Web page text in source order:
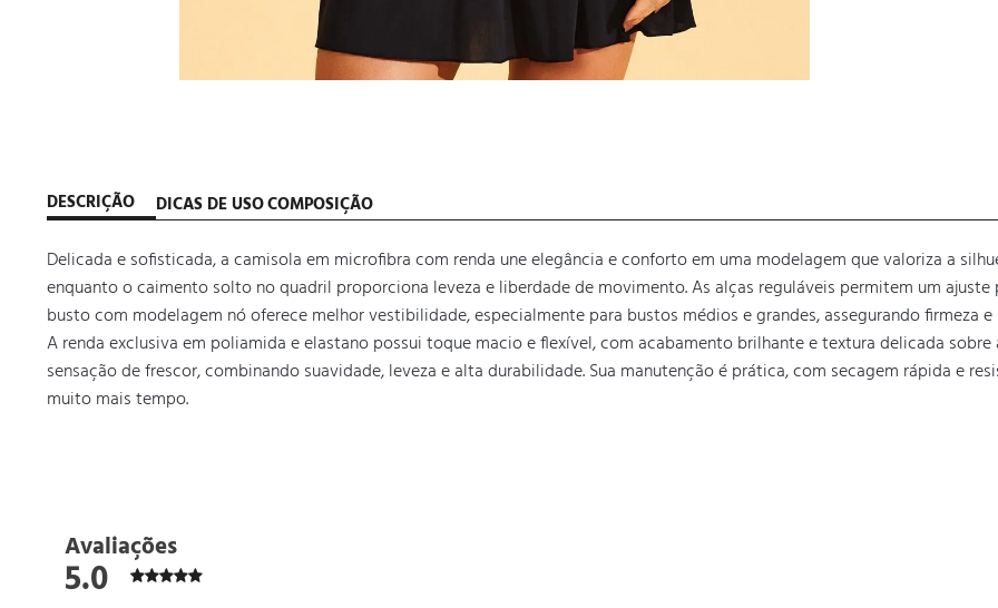
DESCRIÇÃO DICAS DE USOCOMPOSIÇÃO
Delicada e sofisticada, a camisola em microfibra com renda une elegância e conforto em uma modelagem que valoriza a
enquanto o caimento solto no quadril proporciona leveza e liberdade de movimento. As alças reguláveis permitem um
busto com modelagem nó oferece melhor vestibilidade, especialmente para bustos médios e grandes, assegurando firmeza
A renda exclusiva em poliamida e elastano possui toque macio e flexível, com acabamento brilhante e textura delicada
sensação de frescor, combinando suavidade, leveza e alta durabilidade. Sua manutenção é prática, com secagem rápida e
muito mais tempo.
Avaliações
5.0